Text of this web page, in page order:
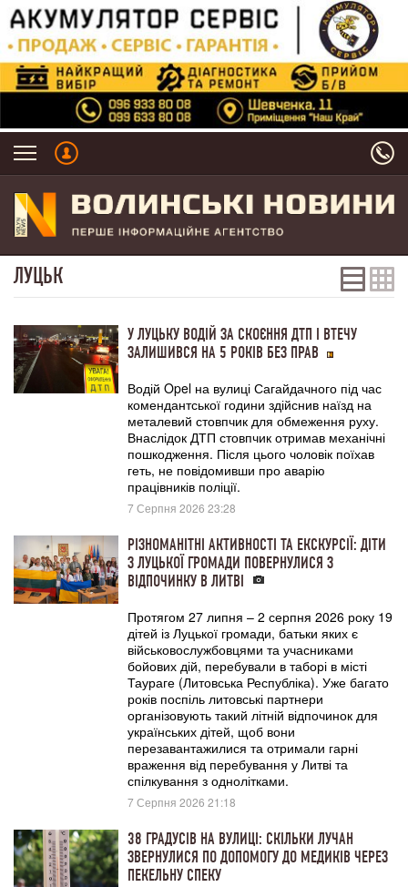
ЛУЦЬК
У ЛУЦЬКУ ВОДІЙ ЗА СКОЄННЯ ДТП І ВТЕЧУ
ЗАЛИШИВСЯ НА 5 РОКІВ БЕЗ ПРАВ
Водій Opel на вулиці Сагайдачного під час
комендантської години здійснив наїзд на
металевий стовпчик для обмеження руху.
Внаслідок ДТП стовпчик отримав механічні
пошкодження. Після цього чоловік поїхав
геть, не повідомивши про аварію
працівників поліції.
7 Серпня 2026 23:28
РІЗНОМАНІТНІ АКТИВНОСТІ ТА ЕКСКУРСІЇ: ДІТИ
З ЛУЦЬКОЇ ГРОМАДИ ПОВЕРНУЛИСЯ З
ВІДПОЧИНКУ В ЛИТВІ
Протягом 27 липня – 2 серпня 2026 року 19
дітей із Луцької громади, батьки яких є
військовослужбовцями та учасниками
бойових дій, перебували в таборі в місті
Таураге (Литовська Республіка). Уже багато
років поспіль литовські партнери
організовують такий літній відпочинок для
українських дітей, щоб вони
перезавантажилися та отримали гарні
враження від перебування у Литві та
спілкування з однолітками.
7 Серпня 2026 21:18
38 ГРАДУСІВ НА ВУЛИЦІ: СКІЛЬКИ ЛУЧАН
ЗВЕРНУЛИСЯ ПО ДОПОМОГУ ДО МЕДИКІВ ЧЕРЕЗ
ПЕКЕЛЬНУ СПЕКУ